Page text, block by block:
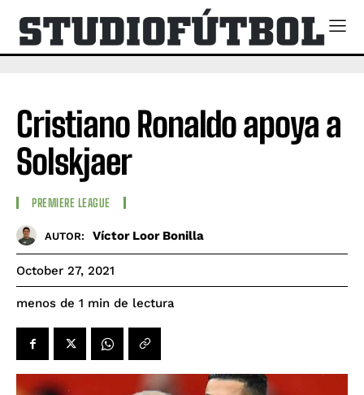
Cristiano Ronaldo apoya a
Solskjaer
PREMIERE LEAGUE
AUTOR: Víctor Loor Bonilla
October 27, 2021
menos de 1 min de lectura